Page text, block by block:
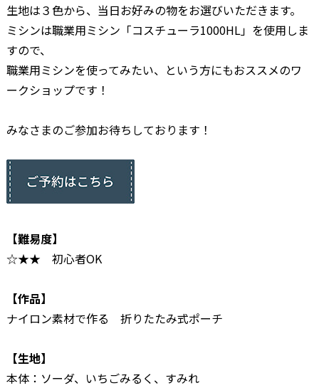
生地は３色から、当日お好みの物をお選びいただきます。
ミシンは職業用ミシン「コスチューラ1000HL」を使用しま
すので、
職業用ミシンを使ってみたい、という方にもおススメのワ
ークショップです！
みなさまのご参加お待ちしております！
【難易度】
☆★★ 初心者OK
【作品】
ナイロン素材で作る 折りたたみ式ポーチ
【生地】
本体：ソーダ、いちごみるく、すみれ